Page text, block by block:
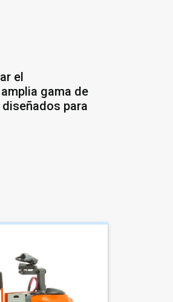
el
gama de
para